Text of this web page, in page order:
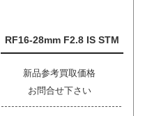
RF16-28mm F2.8 IS STM
新品参考買取価格
お問合せ下さい